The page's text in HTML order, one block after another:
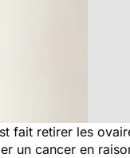
fait retirer les
un cancer en